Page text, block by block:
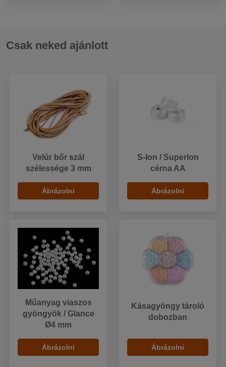
Csak neked ajánlott
Velúr bőr szál
szélessége 3 mm
Ábrázolni
S-lon / Superlon
cérna AA
Ábrázolni
Műanyag viaszos
gyöngyök / Glance
Ø4 mm
Ábrázolni
Kásagyöngy tároló
dobozban
Ábrázolni